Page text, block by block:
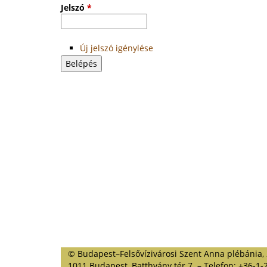
Jelszó *
Új jelszó igénylése
© Budapest–Felsővízivárosi Szent Anna plébánia,